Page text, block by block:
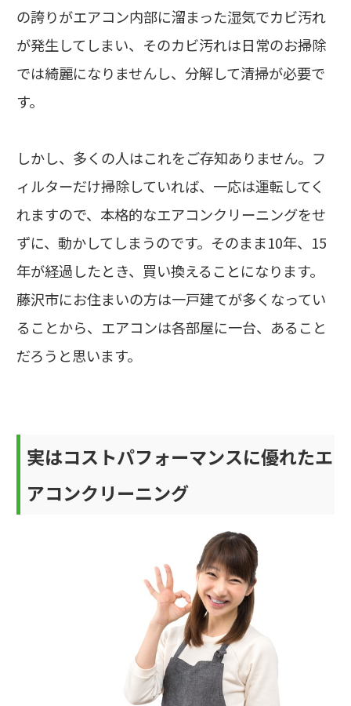
の誇りがエアコン内部に溜まった湿気でカビ汚れ
が発生してしまい、そのカビ汚れは日常のお掃除
では綺麗になりませんし、分解して清掃が必要で
す。
しかし、多くの人はこれをご存知ありません。フ
ィルターだけ掃除していれば、一応は運転してく
れますので、本格的なエアコンクリーニングをせ
ずに、動かしてしまうのです。そのまま10年、15
年が経過したとき、買い換えることになります。
藤沢市にお住まいの方は一戸建てが多くなってい
ることから、エアコンは各部屋に一台、あること
だろうと思います。
実はコストパフォーマンスに優れたエ
アコンクリーニング